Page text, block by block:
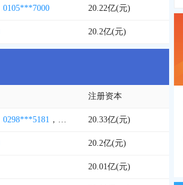
0105***7000 20.22亿(元)
20.2亿(元)
注册资本
0298***5181 ， 1569***102920.33亿(元)
20.2亿(元)
20.01亿(元)